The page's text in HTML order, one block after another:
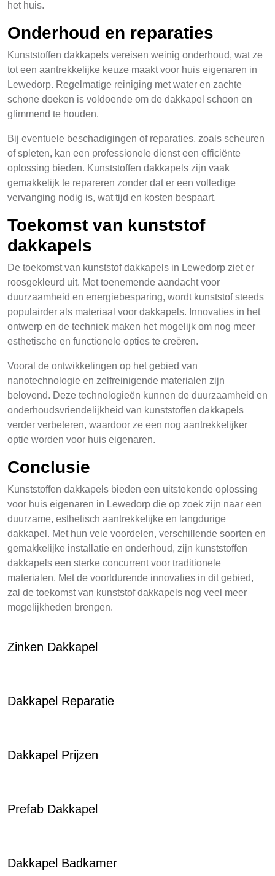
het huis.
Onderhoud en reparaties
Kunststoffen dakkapels vereisen weinig onderhoud, wat ze
tot een aantrekkelijke keuze maakt voor huis eigenaren in
Lewedorp. Regelmatige reiniging met water en zachte
schone doeken is voldoende om de dakkapel schoon en
glimmend te houden.
Bij eventuele beschadigingen of reparaties, zoals scheuren
of spleten, kan een professionele dienst een efficiënte
oplossing bieden. Kunststoffen dakkapels zijn vaak
gemakkelijk te repareren zonder dat er een volledige
vervanging nodig is, wat tijd en kosten bespaart.
Toekomst van kunststof
dakkapels
De toekomst van kunststof dakkapels in Lewedorp ziet er
roosgekleurd uit. Met toenemende aandacht voor
duurzaamheid en energiebesparing, wordt kunststof steeds
populairder als materiaal voor dakkapels. Innovaties in het
ontwerp en de techniek maken het mogelijk om nog meer
esthetische en functionele opties te creëren.
Vooral de ontwikkelingen op het gebied van
nanotechnologie en zelfreinigende materialen zijn
belovend. Deze technologieën kunnen de duurzaamheid en
onderhoudsvriendelijkheid van kunststoffen dakkapels
verder verbeteren, waardoor ze een nog aantrekkelijker
optie worden voor huis eigenaren.
Conclusie
Kunststoffen dakkapels bieden een uitstekende oplossing
voor huis eigenaren in Lewedorp die op zoek zijn naar een
duurzame, esthetisch aantrekkelijke en langdurige
dakkapel. Met hun vele voordelen, verschillende soorten en
gemakkelijke installatie en onderhoud, zijn kunststoffen
dakkapels een sterke concurrent voor traditionele
materialen. Met de voortdurende innovaties in dit gebied,
zal de toekomst van kunststof dakkapels nog veel meer
mogelijkheden brengen.
Zinken Dakkapel
Dakkapel Reparatie
Dakkapel Prijzen
Prefab Dakkapel
Dakkapel Badkamer